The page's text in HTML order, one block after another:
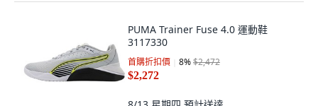
PUMA Trainer Fuse 4.0 運動鞋
3117330
首購折扣價 8%$2,472
$2,272